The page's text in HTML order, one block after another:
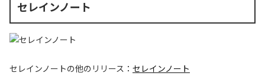
セレインノート
セレインノートの他のリリース： セレインノート